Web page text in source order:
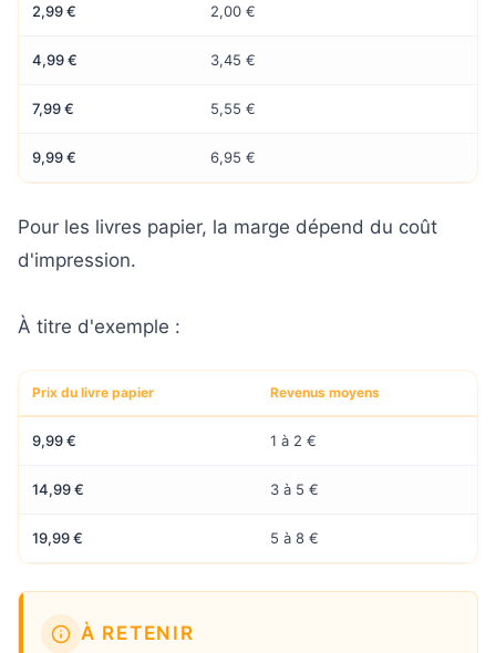
2,99 € 2,00 €
4,99 € 3,45 €
7,99 € 5,55 €
9,99 € 6,95 €
Pour les livres papier, la marge dépend du coût
d'impression.
À titre d'exemple :
Prix du livre papier Revenus moyens
9,99 € 1 à 2 €
14,99 € 3 à 5 €
19,99 € 5 à 8 €
À RETENIR